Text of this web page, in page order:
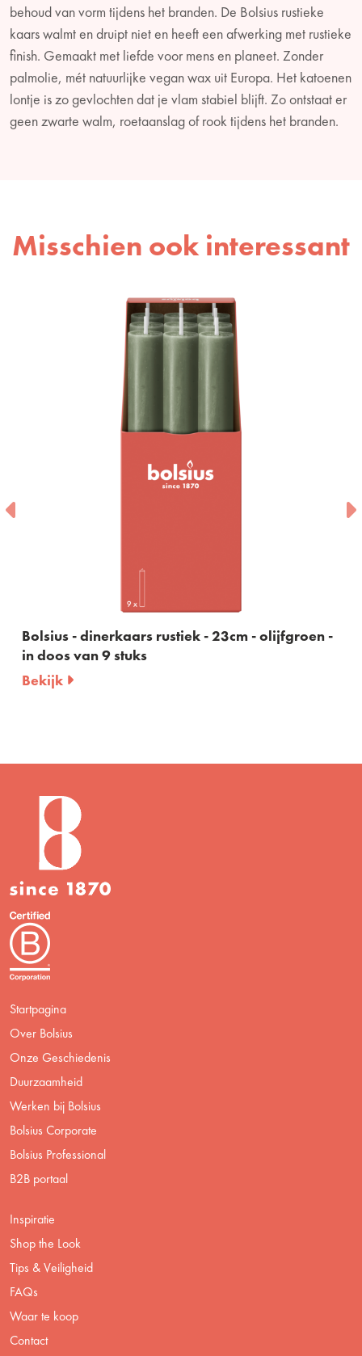
behoud van vorm tijdens het branden. De Bolsius rustieke
kaars walmt en druipt niet en heeft een afwerking met rustieke
finish. Gemaakt met liefde voor mens en planeet. Zonder
palmolie, mét natuurlijke vegan wax uit Europa. Het katoenen
lontje is zo gevlochten dat je vlam stabiel blijft. Zo ontstaat er
geen zwarte walm, roetaanslag of rook tijdens het branden.
Misschien ook interessant
Bolsius - dinerkaars rustiek - 23cm - olijfgroen -
in doos van 9 stuks
Bekijk
Startpagina
Over Bolsius
Onze Geschiedenis
Duurzaamheid
Werken bij Bolsius
Bolsius Corporate
Bolsius Professional
B2B portaal
Inspiratie
Shop the Look
Tips & Veiligheid
FAQs
Waar te koop
Contact